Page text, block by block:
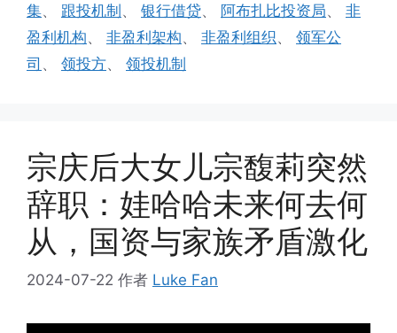
集、 跟投机制、 银行借贷、 阿布扎比投资局、 非
盈利机构、 非盈利架构、 非盈利组织、 领军公
司 、 领投方、 领投机制
宗庆后大女儿宗馥莉突然
辞职：娃哈哈未来何去何
从，国资与家族矛盾激化
2024-07-22 作者 Luke Fan